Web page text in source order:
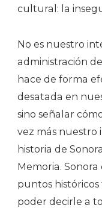
cultural: la
No es nuestro
administración
hace de forma
desatada en
sino señalar
vez más nuestro
historia de
Memoria.
puntos
poder decirle a